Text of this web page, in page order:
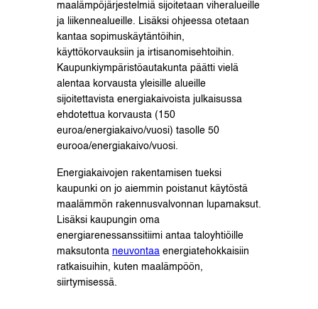
maalämpöjärjestelmiä sijoitetaan viheralueille
ja liikennealueille. Lisäksi ohjeessa otetaan
kantaa sopimuskäytäntöihin,
käyttökorvauksiin ja irtisanomisehtoihin.
Kaupunkiympäristöautakunta päätti vielä
alentaa korvausta yleisille alueille
sijoitettavista energiakaivoista julkaisussa
ehdotettua korvausta (150
euroa/energiakaivo/vuosi) tasolle 50
eurooa/energiakaivo/vuosi.
Energiakaivojen rakentamisen tueksi
kaupunki on jo aiemmin poistanut käytöstä
maalämmön rakennusvalvonnan lupamaksut.
Lisäksi kaupungin oma
energiarenessanssitiimi antaa taloyhtiöille
maksutonta neuvontaa energiatehokkaisiin
ratkaisuihin, kuten maalämpöön,
siirtymisessä.